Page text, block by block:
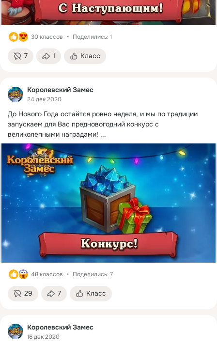
30 классов Поделились: 1
7 1 Класс
Королевский Замес
24 дек 2020
До Нового Года остаётся ровно неделя, и мы по традиции
запускаем для Вас предновогодний конкурс с
великолепными наградами! ...
48 классов Поделились: 7
29 7 Класс
Королевский Замес
16 дек 2020